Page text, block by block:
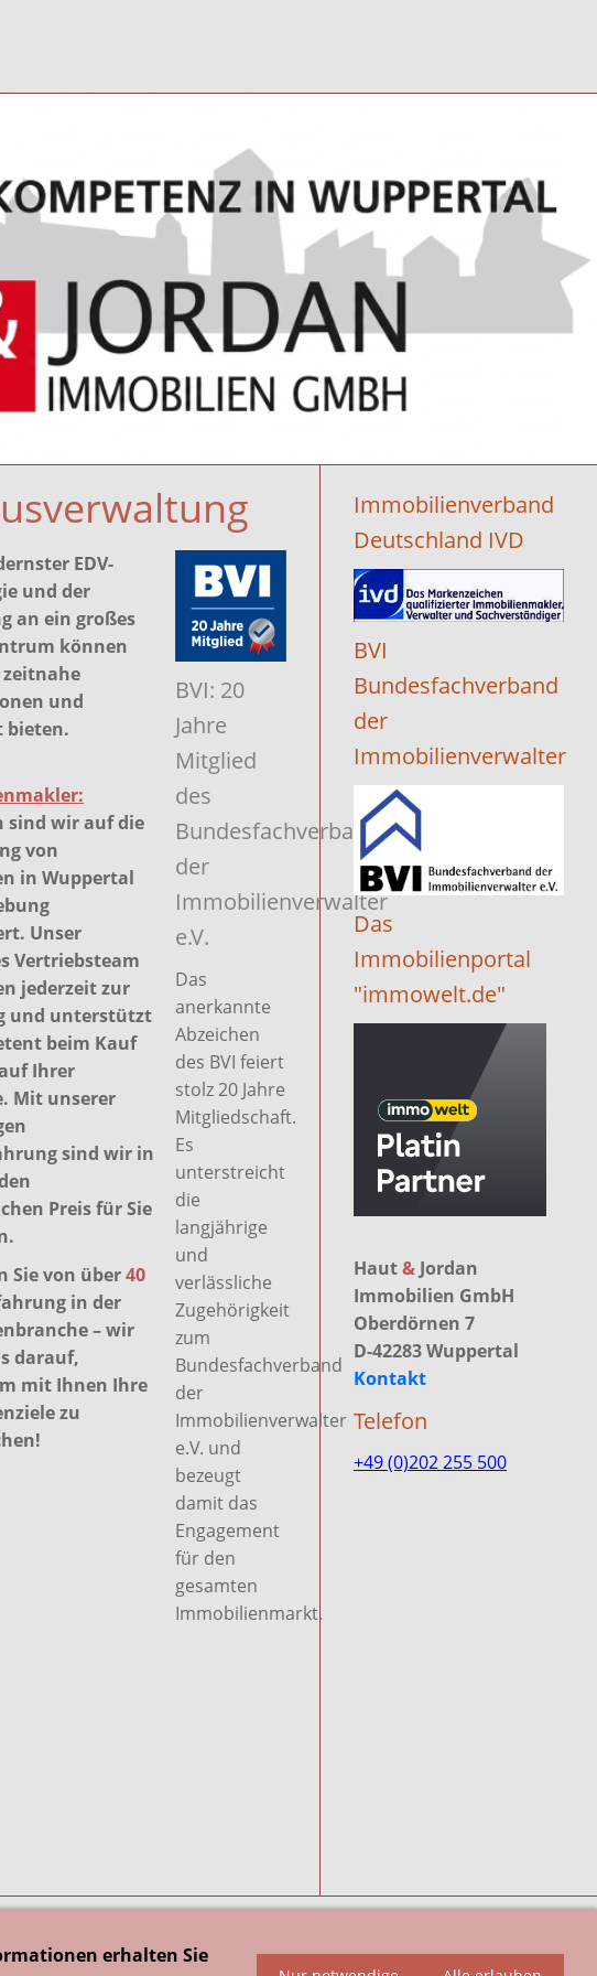
BVI: 20
Jahre
Mitglied
des
Bundesfachverbands
der
Immobilienverwalter
e.V.
Das
anerkannte
Abzeichen
des BVI feiert
stolz 20 Jahre
Mitgliedschaft.
Es
unterstreicht
die
langjährige
und
verlässliche
Zugehörigkeit
zum
Bundesfachverband
der
Immobilienverwalter
e.V. und
bezeugt
damit das
Engagement
für den
gesamten
Immobilienmarkt.
EDV-
und der
an ein großes
können
und
bieten.
sind wir auf die
von
in Wuppertal
Unser
Vertriebsteam
jederzeit zur
und unterstützt
beim Kauf
Ihrer
Mit unserer
sind wir in
Preis für Sie
Sie von über40
in der
– wir
darauf,
mit Ihnen Ihre
zu
Immobilienverband
Deutschland IVD
BVI
Bundesfachverband
der
Immobilienverwalter
Das
Immobilienportal
"immowelt.de"
Haut& Jordan
Immobilien GmbH
Oberdörnen 7
D-42283 Wuppertal
Kontakt
Telefon
+49 (0)202 255 500
Maklerauftrag widerrufen
erhalten Sie